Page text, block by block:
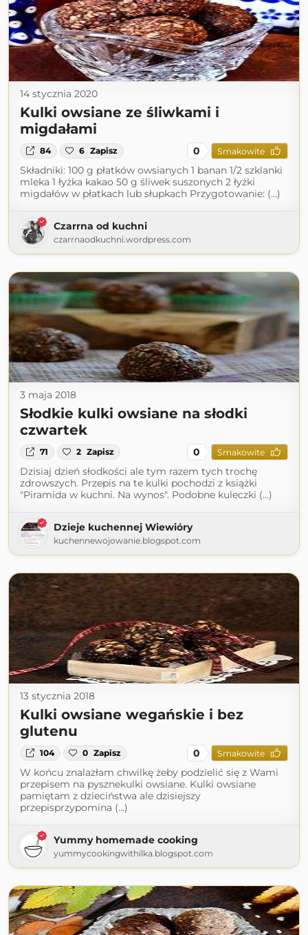
14 stycznia 2020
Kulki owsiane ze śliwkami i
migdałami
84 6 Zapisz 0 Smakowite
Składniki: 100 g płatków owsianych 1 banan 1/2 szklanki
mleka 1 łyżka kakao 50 g śliwek suszonych 2 łyżki
migdałów w płatkach lub słupkach Przygotowanie: (...)
Czarrna od kuchni
czarrnaodkuchni.wordpress.com
3 maja 2018
Słodkie kulki owsiane na słodki
czwartek
71 2 Zapisz 0 Smakowite
Dzisiaj dzień słodkości ale tym razem tych trochę
zdrowszych. Przepis na te kulki pochodzi z książki
"Piramida w kuchni. Na wynos". Podobne kuleczki (...)
Dzieje kuchennej Wiewióry
kuchennewojowanie.blogspot.com
13 stycznia 2018
Kulki owsiane wegańskie i bez
glutenu
104 0 Zapisz 0 Smakowite
W końcu znalazłam chwilkę żeby podzielić się z Wami
przepisem na pysznekulki owsiane. Kulki owsiane
pamiętam z dzieciństwa ale dzisiejszy
przepisprzypomina (...)
Yummy homemade cooking
yummycookingwithilka.blogspot.com